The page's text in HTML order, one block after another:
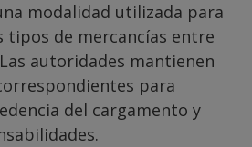
modalidad utilizada para
de mercancías entre
autoridades mantienen
para
del cargamento y